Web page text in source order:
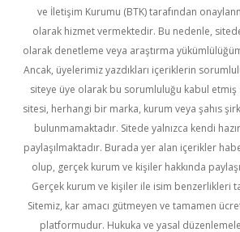
ve İletişim Kurumu (BTK) tarafından
olarak hizmet vermektedir. Bu nedenle,
olarak denetleme veya araştırma
Ancak, üyelerimiz yazdıkları içeriklerin
siteye üye olarak bu sorumluluğu kabul etmiş
sitesi, herhangi bir marka, kurum veya şahıs
bulunmamaktadır. Sitede yalnızca kendi
paylaşılmaktadır. Burada yer alan içerikler
olup, gerçek kurum ve kişiler hakkında
Gerçek kurum ve kişiler ile isim benzerlikleri
Sitemiz, kar amacı gütmeyen ve tamamen
platformudur. Hukuka ve yasal